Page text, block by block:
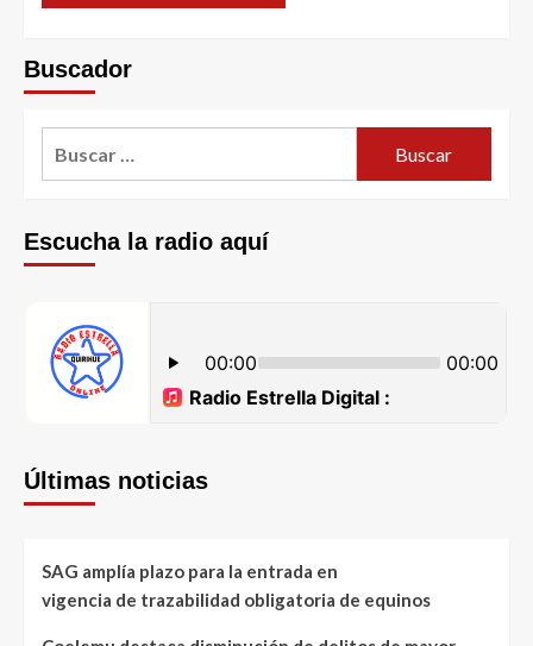
Buscador
Escucha la radio aquí
Últimas noticias
SAG amplía plazo para la entrada en
vigencia de trazabilidad obligatoria de equinos